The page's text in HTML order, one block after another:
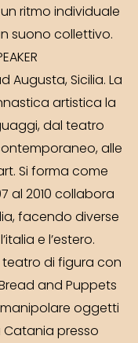
ritmo individuale
suono collettivo.
Augusta, Sicilia. La
artistica la
dal teatro
alle
Si forma come
al 2010 collabora
facendo diverse
e l’estero.
di figura con
and Puppets
manipolare oggetti
Catania presso